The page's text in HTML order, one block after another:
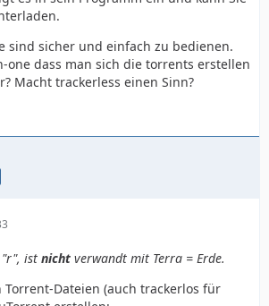
sind sicher und einfach zu bedienen.
one dass man sich die torrents erstellen
Macht trackerless einen Sinn?
"r", ist nicht verwandt mit Terra = Erde.
Torrent-Dateien (auch trackerlos für